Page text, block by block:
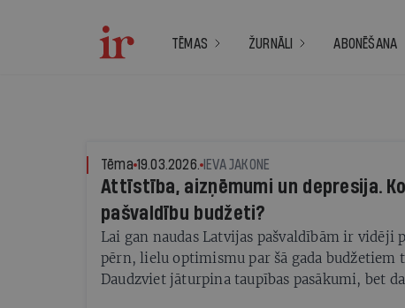
TĒMAS ŽURNĀLI ABONĒŠANA
Tēma 19.03.2026. IEVA JAKONE
Attīstība, aizņēmumi un depresija.
pašvaldību budžeti?
Lai gan naudas Latvijas pašvaldībām ir vidēji
pērn, lielu optimismu par šā gada budžetiem
Daudzviet jāturpina taupības pasākumi, bet